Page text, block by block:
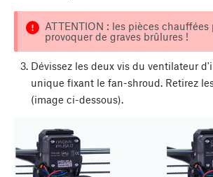
ATTENTION : les pièces chauffées
provoquer de graves brûlures !
Dévissez les deux vis du ventilateur
unique fixant le fan-shroud. Retirez
(image ci-dessous).